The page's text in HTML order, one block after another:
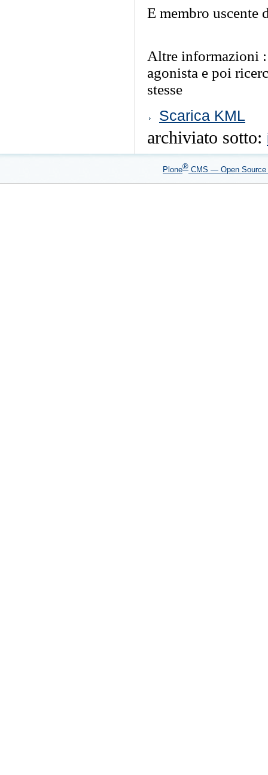
E membro
Altre informazioni :
agonista e poi
stesse
sul
documento
Scarica KML
archiviato sotto:
Plone® CMS — Open Source